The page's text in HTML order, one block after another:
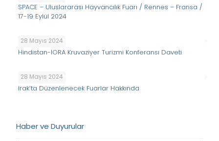
SPACE – Uluslararası Hayvancılık Fuarı / Rennes – Fransa /
17-19 Eylül 2024
28 Mayıs 2024
Hindistan-IORA Kruvaziyer Turizmi Konferansı Daveti
28 Mayıs 2024
Irak’ta Düzenlenecek Fuarlar Hakkında
Haber ve Duyurular